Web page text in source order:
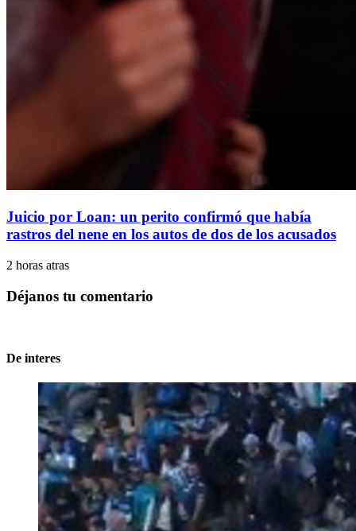
Juicio por Loan: un perito confirmó que había
rastros del nene en los autos de dos de los acusados
2 horas atras
Déjanos tu comentario
De interes